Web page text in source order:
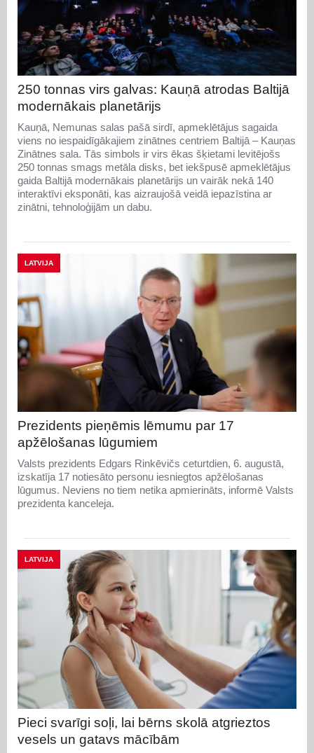
250 tonnas virs galvas: Kauņā atrodas Baltijā
modernākais planetārijs
Kauņā, Nemunas salas pašā sirdī, apmeklētājus sagaida
viens no iespaidīgākajiem zinātnes centriem Baltijā – Kauņas
Zinātnes sala. Tās simbols ir virs ēkas šķietami levitējošs
250 tonnas smags metāla disks, bet iekšpusē apmeklētājus
gaida Baltijā modernākais planetārijs un vairāk nekā 140
interaktīvi eksponāti, kas aizraujošā veidā iepazīstina ar
zinātni, tehnoloģijām un dabu.
LATVIJA
Prezidents pieņēmis lēmumu par 17
apžēlošanas lūgumiem
Valsts prezidents Edgars Rinkēvičs ceturtdien, 6. augustā,
izskatīja 17 notiesāto personu iesniegtos apžēlošanas
lūgumus. Neviens no tiem netika apmierināts, informē Valsts
prezidenta kanceleja.
LATVIJA
Pieci svarīgi soļi, lai bērns skolā atgrieztos
vesels un gatavs mācībām